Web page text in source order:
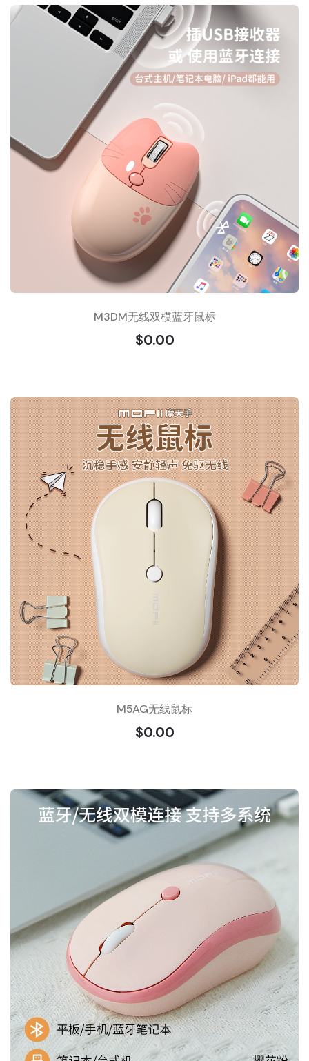
M3DM无线双模蓝牙鼠标
$0.00
M5AG无线鼠标
$0.00